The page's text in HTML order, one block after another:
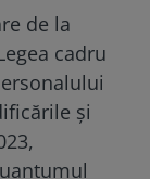
de la
cadru
şi